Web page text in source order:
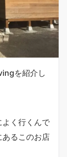
を紹介し
く行くんで
るこのお店